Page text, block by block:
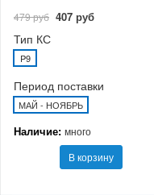
479 руб 407 руб
Тип КС
P9
Период поставки
МАЙ - НОЯБРЬ
Наличие: много
В корзину